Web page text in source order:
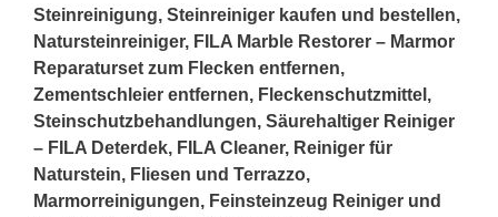
Steinreinigung, Steinreiniger kaufen und bestellen,
Natursteinreiniger, FILA Marble Restorer – Marmor
Reparaturset zum Flecken entfernen,
Zementschleier entfernen, Fleckenschutzmittel,
Steinschutzbehandlungen, Säurehaltiger Reiniger
– FILA Deterdek, FILA Cleaner, Reiniger für
Naturstein, Fliesen und Terrazzo,
Marmorreinigungen, Feinsteinzeug Reiniger und